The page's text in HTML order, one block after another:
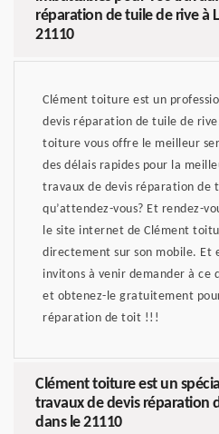
réparation de tuile de rive à
21110
Clément toiture est un
devis réparation de tuile de
toiture vous offre le meilleur
des délais rapides pour la
travaux de devis réparation de
qu’attendez-vous? Et rendez-
le site internet de Clément
directement sur son mobile. Et
invitons à venir demander à ce
et obtenez-le gratuitement
réparation de toit !!!
Clément toiture est un
travaux de devis réparation
dans le 21110